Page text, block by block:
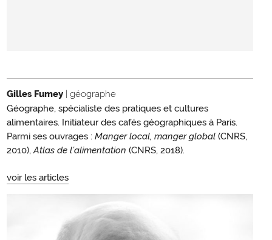
Gilles Fumey | géographe
Géographe, spécialiste des pratiques et cultures
alimentaires. Initiateur des cafés géographiques à Paris.
Parmi ses ouvrages : Manger local, manger global (CNRS,
2010),Atlas de l’alimentation (CNRS, 2018).
voir les articles